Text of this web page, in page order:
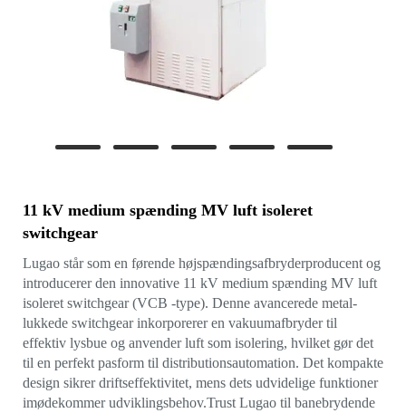
11 kV medium spænding MV luft isoleret
switchgear
Lugao står som en førende højspændingsafbryderproducent og
introducerer den innovative 11 kV medium spænding MV luft
isoleret switchgear (VCB -type). Denne avancerede metal-
lukkede switchgear inkorporerer en vakuumafbryder til
effektiv lysbue og anvender luft som isolering, hvilket gør det
til en perfekt pasform til distributionsautomation. Det kompakte
design sikrer driftseffektivitet, mens dets udvidelige funktioner
imødekommer udviklingsbehov.Trust Lugao til banebrydende